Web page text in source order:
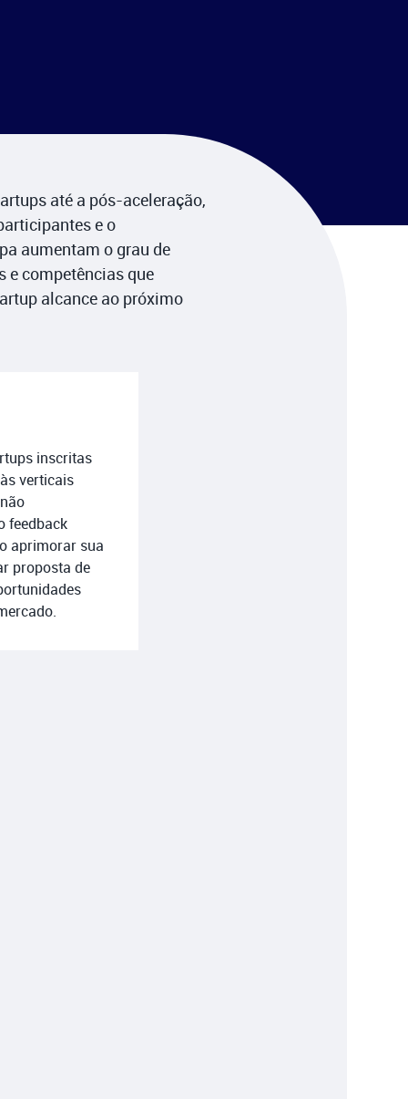
até a pós-aceleração,
e o
aumentam o grau de
e competências que
alcance ao próximo
inscritas
verticais
feedback
aprimorar sua
proposta de